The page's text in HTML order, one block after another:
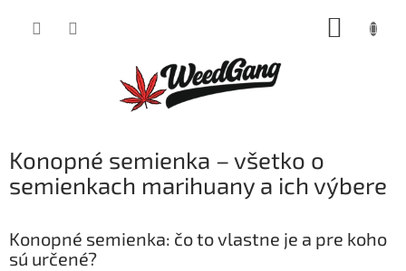
Konopné semienka – všetko o
semienkach marihuany a ich výbere
Konopné semienka: čo to vlastne je a pre koho
sú určené?